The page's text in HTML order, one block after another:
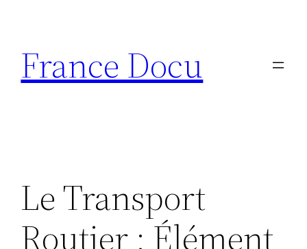
contenu
France Docu
Le Transport
Routier : Élément